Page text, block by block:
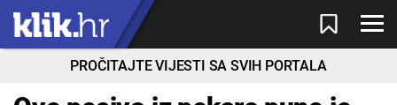
PROČITAJTE VIJESTI SA SVIH PORTALA